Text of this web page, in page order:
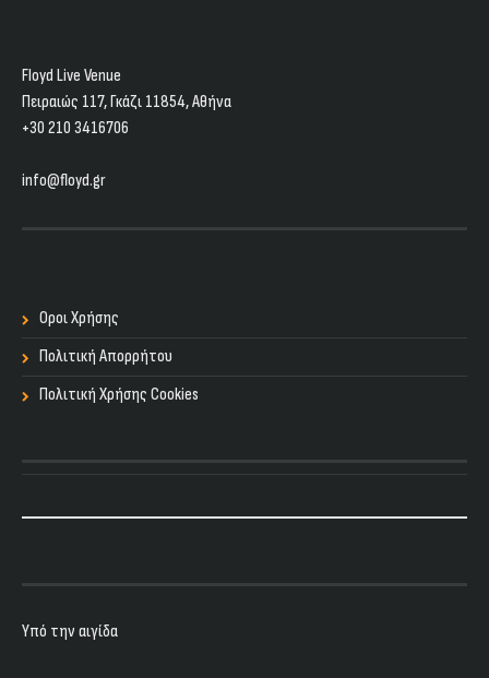
Floyd Live Venue
Πειραιώς 117, Γκάζι 11854, Aθήνα
+30 210 3416706
info@floyd.gr
Οροι Χρήσης
Πολιτική Απορρήτου
Πολιτική Χρήσης Cookies
Υπό την αιγίδα